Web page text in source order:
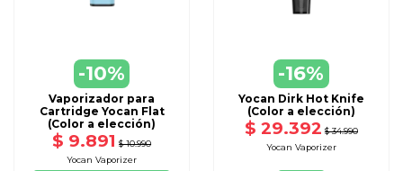
-10%
Vaporizador para
Cartridge Yocan Flat
(Color a elección)
$ 9.891 $ 10.990
Yocan Vaporizer
-16%
DISPONIBLE CON OTRAS
Yocan Dirk Hot Knife
(Color a elección)
$ 29.392 $ 34.990
Yocan Vaporizer